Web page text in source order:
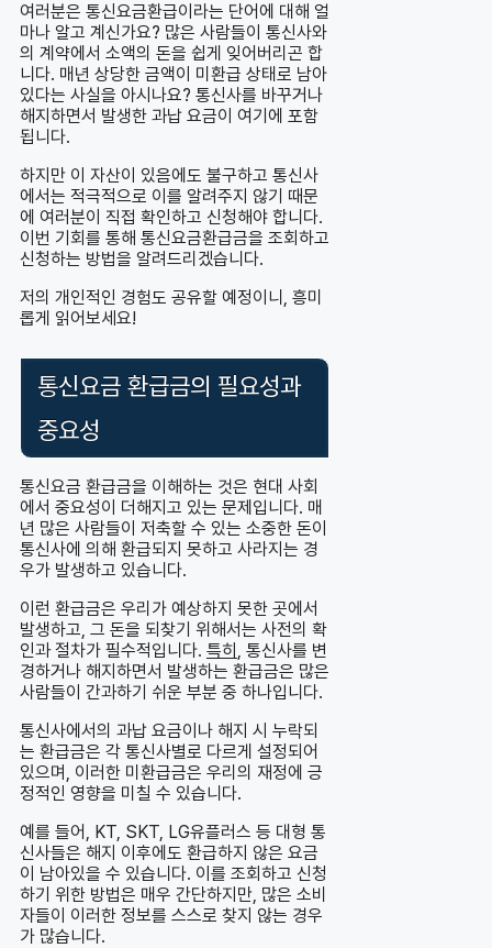
여러분은 통신요금환급이라는 단어에 대해 얼
마나 알고 계신가요? 많은 사람들이 통신사와
의 계약에서 소액의 돈을 쉽게 잊어버리곤 합
니다. 매년 상당한 금액이 미환급 상태로 남아
있다는 사실을 아시나요? 통신사를 바꾸거나
해지하면서 발생한 과납 요금이 여기에 포함
됩니다.
하지만 이 자산이 있음에도 불구하고 통신사
에서는 적극적으로 이를 알려주지 않기 때문
에 여러분이 직접 확인하고 신청해야 합니다.
이번 기회를 통해 통신요금환급금을 조회하고
신청하는 방법을 알려드리겠습니다.
저의 개인적인 경험도 공유할 예정이니, 흥미
롭게 읽어보세요!
통신요금 환급금의 필요성과
중요성
통신요금 환급금을 이해하는 것은 현대 사회
에서 중요성이 더해지고 있는 문제입니다. 매
년 많은 사람들이 저축할 수 있는 소중한 돈이
통신사에 의해 환급되지 못하고 사라지는 경
우가 발생하고 있습니다.
이런 환급금은 우리가 예상하지 못한 곳에서
발생하고, 그 돈을 되찾기 위해서는 사전의 확
인과 절차가 필수적입니다. 특히
, 통신사를 변
경하거나 해지하면서 발생하는 환급금은 많은
사람들이 간과하기 쉬운 부분 중 하나입니다.
통신사에서의 과납 요금이나 해지 시 누락되
는 환급금은 각 통신사별로 다르게 설정되어
있으며, 이러한 미환급금은 우리의 재정에 긍
정적인 영향을 미칠 수 있습니다.
예를 들어, KT, SKT, LG유플러스 등 대형 통
신사들은 해지 이후에도 환급하지 않은 요금
이 남아있을 수 있습니다. 이를 조회하고 신청
하기 위한 방법은 매우 간단하지만, 많은 소비
자들이 이러한 정보를 스스로 찾지 않는 경우
가 많습니다.